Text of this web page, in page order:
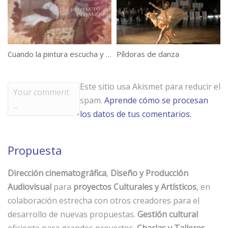
Entrevista en El
Marcapáginas
Píldoras de Danza 2019
Fotografía de portada: Miguel
Bustamante[/vc_column_text][/vc_column][/vc_row]
[vc_row][vc_column][vc_basic_grid post_type=»post»
max_items=»6″ grid_id=»vc_gid:1543917282446-
Category:Blog , Charlas
Charla, Cine, conferencia ,Danza, Documental,Emilio
Linder,encuentro,Festival LDC ,Juan Vicente Chuliá,La quinta de Mahler
Cuando la pintura escucha y baila Píldoras de danza
Este sitio usa Akismet para reducir el
spam. Aprende cómo se procesan
los datos de tus comentarios.
Propuesta
Dirección cinematográfica, Diseño y Producción
Audiovisual para proyectos Culturales y Artísticos, en
colaboración estrecha con otros creadores para el
desarrollo de nuevas propuestas. Gestión cultural